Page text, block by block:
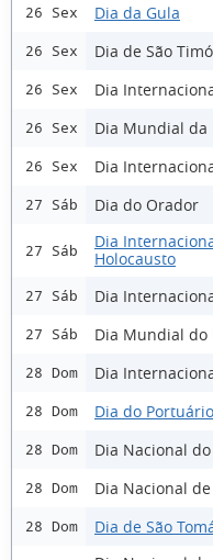
26 Sex Dia da Gula
26 Sex Dia de São
26 Sex Dia
26 Sex Dia Mundial da
26 Sex Dia
27 Sáb Dia do Orador
27 Sáb
Dia
Holocausto
27 Sáb Dia
27 Sáb Dia Mundial do
28 Dom Dia
28 Dom Dia do Portuário
28 Dom Dia Nacional
28 Dom Dia Nacional
28 Dom
Dia de São